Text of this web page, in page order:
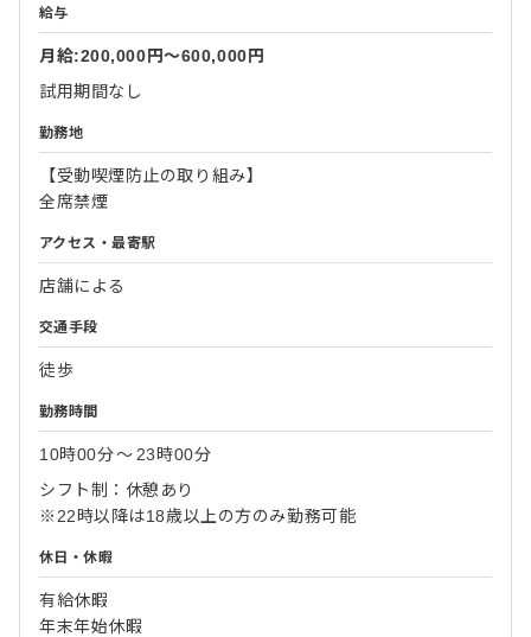
給与
月給:200,000円〜600,000円
試用期間なし
勤務地
【受動喫煙防止の取り組み】
全席禁煙
アクセス・最寄駅
店舗による
交通手段
徒歩
勤務時間
10時00分〜 23時00分
シフト制：休憩あり
※22時以降は18歳以上の方のみ勤務可能
休日・休暇
有給休暇
年末年始休暇